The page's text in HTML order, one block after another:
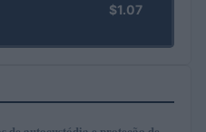
$1.07